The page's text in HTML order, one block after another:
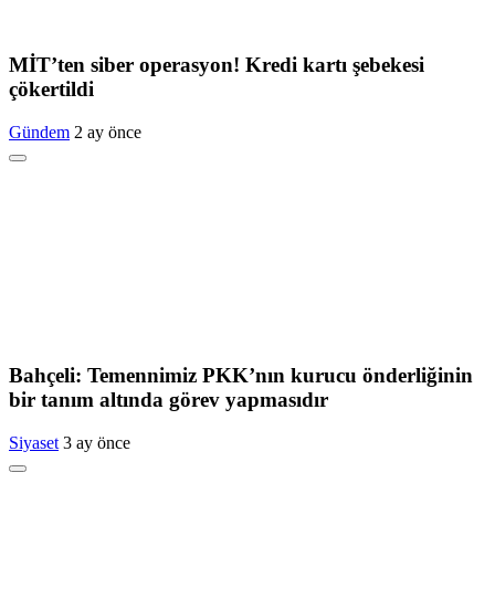
MİT’ten siber operasyon! Kredi kartı şebekesi
çökertildi
Gündem 2 ay önce
Bahçeli: Temennimiz PKK’nın kurucu önderliğinin
bir tanım altında görev yapmasıdır
Siyaset 3 ay önce